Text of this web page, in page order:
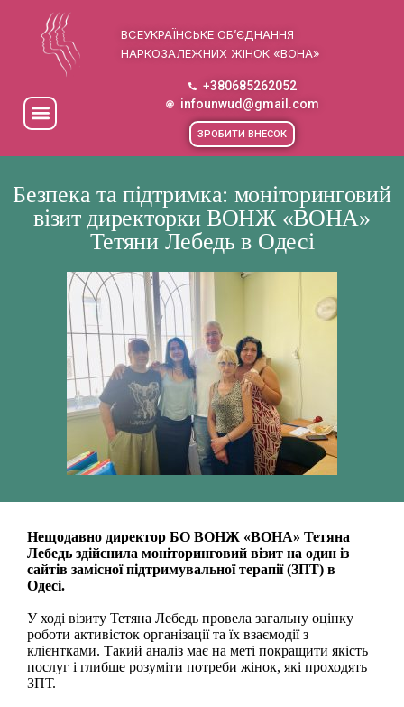
ВСЕУКРАЇНСЬКЕ ОБ’ЄДНАННЯ
НАРКОЗАЛЕЖНИХ ЖІНОК «ВОНА»
+380685262052
infounwud@gmail.com
ЗРОБИТИ ВНЕСОК
Безпека та підтримка: моніторинговий
візит директорки ВОНЖ «ВОНА»
Тетяни Лебедь в Одесі
Нещодавно директор БО ВОНЖ «ВОНА» Тетяна
Лебедь здійснила моніторинговий візит на один із
сайтів замісної підтримувальної терапії (ЗПТ) в
Одесі.
У ході візиту Тетяна Лебедь провела загальну оцінку
роботи активісток організації та їх взаємодії з
клієнтками. Такий аналіз має на меті покращити якість
послуг і глибше розуміти потреби жінок, які проходять
ЗПТ.